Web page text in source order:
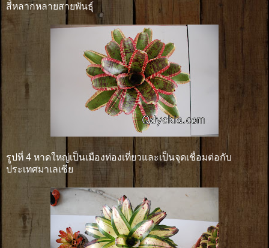
สีหลากหลายสายพันธุ์
รูปที่ 4 หาดใหญ่เป็นเมืองท่องเที่ยวและเป็นจุดเชื่อมต่อกับ
ประเทศมาเลเซีย